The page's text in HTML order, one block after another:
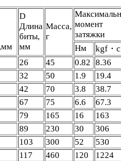
D
Длина
биты,
мм
Масса,
г
момент
затяжки
Нм
kgf・
26 45 0.82 8.36
32 50 1.9
19.4
42 70 3.8
38.7
67 75 6.6
67.3
79 165 16
163
89 230 30
306
103 300 52
530
117 460 120
1224